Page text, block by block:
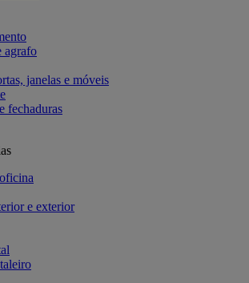
agrafo
janelas e móveis
fechaduras
e exterior